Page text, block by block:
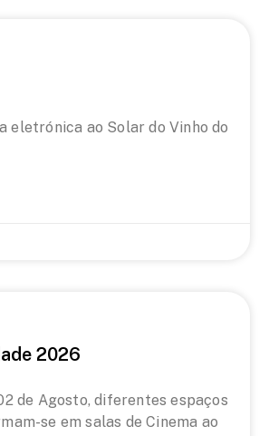
eletrónica ao Solar do Vinho do
2026
de Agosto, diferentes espaços
se em salas de Cinema ao